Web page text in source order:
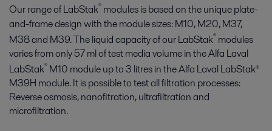
Our range of LabStak® modules is based on the unique plate-
and-frame design with the module sizes: M10, M20, M37,
M38 and M39. The liquid capacity of our LabStak® modules
varies from only 57 ml of test media volume in the Alfa Laval
LabStak® M10 module up to 3 litres in the Alfa Laval LabStak®
M39H module. It is possible to test all filtration processes:
Reverse osmosis, nanofitration, ultrafiltration and
microfiltration.